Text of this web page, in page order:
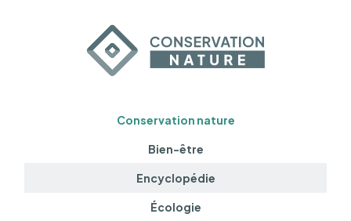
Conservation nature
Bien-être
Encyclopédie
Écologie